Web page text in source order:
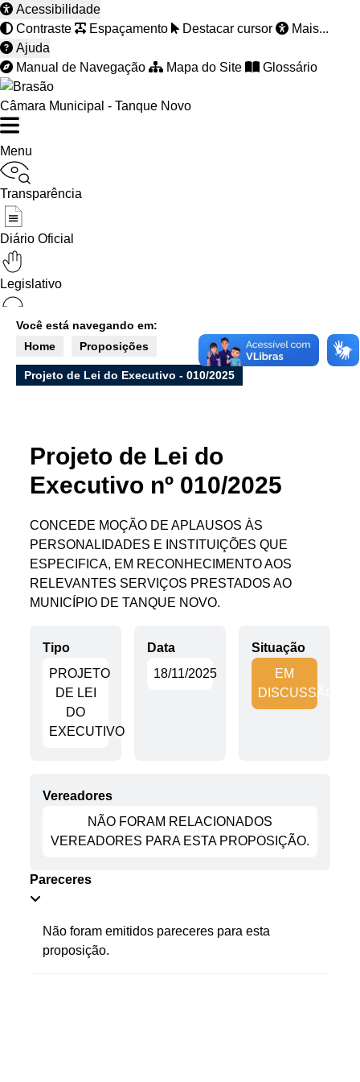
Acessibilidade
Contraste
Espaçamento Destacar cursor
Mais...
Ajuda
Manual de Navegação
Mapa do Site Glossário
Câmara Municipal - Tanque Novo
Menu
Transparência
Diário Oficial
Legislativo
Ouvidoria
E-sic
Filtrar por todos
Acesso à Informação
Cidadão
Fotos
Notícias
Secretarias
Servidor
Transparência
Videos
Áudios
Fale conosco
Telefone 2
Cidade/Estado
Você está navegando em:
Home
Proposições
Projeto de Lei do Executivo - 010/2025
Projeto de Lei do
Executivo nº 010/2025
CONCEDE MOÇÃO DE APLAUSOS ÀS
PERSONALIDADES E INSTITUIÇÕES QUE
ESPECIFICA, EM RECONHECIMENTO AOS
RELEVANTES SERVIÇOS PRESTADOS AO
MUNICÍPIO DE TANQUE NOVO.
Tipo
PROJETO
DE LEI
DO
EXECUTIVO
Data
18/11/2025
Situação
EM
DISCUSSÃO
Vereadores
NÃO FORAM RELACIONADOS
VEREADORES PARA ESTA PROPOSIÇÃO.
Pareceres
Não foram emitidos pareceres para esta
proposição.